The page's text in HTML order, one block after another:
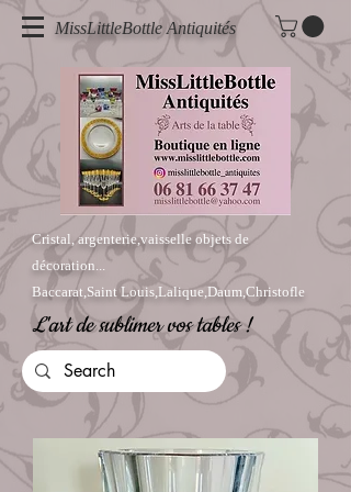
MissLittleBottle Antiquités
Cristal, argenterie,vaisselle objets de
décoration...
Baccarat,Saint Louis,Lalique,Daum,Christofle
L'art de sublimer vos tables !